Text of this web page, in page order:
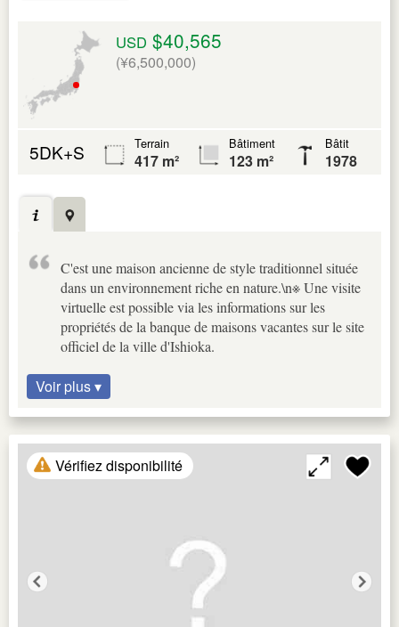
USD $40,565
(¥6,500,000)
5DK+S Terrain
417 m²
Bâtiment
123 m²
Bâtit
1978
C'est une maison ancienne de style traditionnel située
dans un environnement riche en nature.\n※ Une visite
virtuelle est possible via les informations sur les
propriétés de la banque de maisons vacantes sur le site
officiel de la ville d'Ishioka.
Voir plus ▾
Vérifiez disponibilité